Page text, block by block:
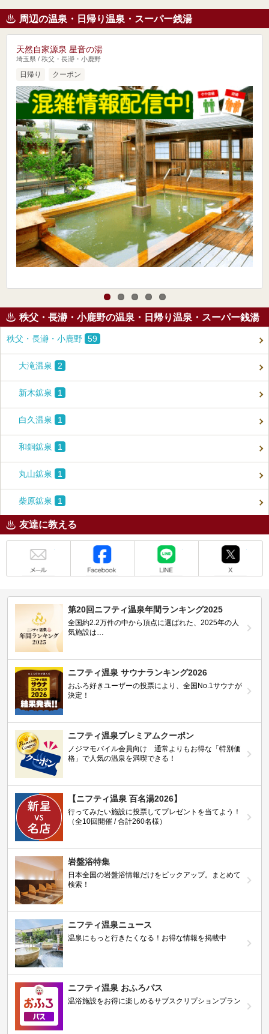
周辺の温泉・日帰り温泉・スーパー銭湯
天然自家源泉 星音の湯
埼玉県 / 秩父・長瀞・小鹿野
日帰り クーポン
秩父・長瀞・小鹿野の温泉・日帰り温泉・スーパー銭湯
秩父・長瀞・小鹿野 59
大滝温泉 2
新木鉱泉 1
白久温泉 1
和銅鉱泉 1
丸山鉱泉 1
柴原鉱泉 1
友達に教える
第20回ニフティ温泉年間ランキング2025
全国約2.2万件の中から頂点に選ばれた、2025年の人
気施設は…
ニフティ温泉 サウナランキング2026
おふろ好きユーザーの投票により、全国No.1サウナが
決定！
ニフティ温泉プレミアムクーポン
ノジマモバイル会員向け 通常よりもお得な「特別価
格」で人気の温泉を満喫できる！
【ニフティ温泉 百名湯2026】
行ってみたい施設に投票してプレゼントを当てよう！
（全10回開催 / 合計260名様）
岩盤浴特集
日本全国の岩盤浴情報だけをピックアップ。まとめて
検索！
ニフティ温泉ニュース
温泉にもっと行きたくなる！お得な情報を掲載中
ニフティ温泉 おふろパス
温浴施設をお得に楽しめるサブスクリプションプラン